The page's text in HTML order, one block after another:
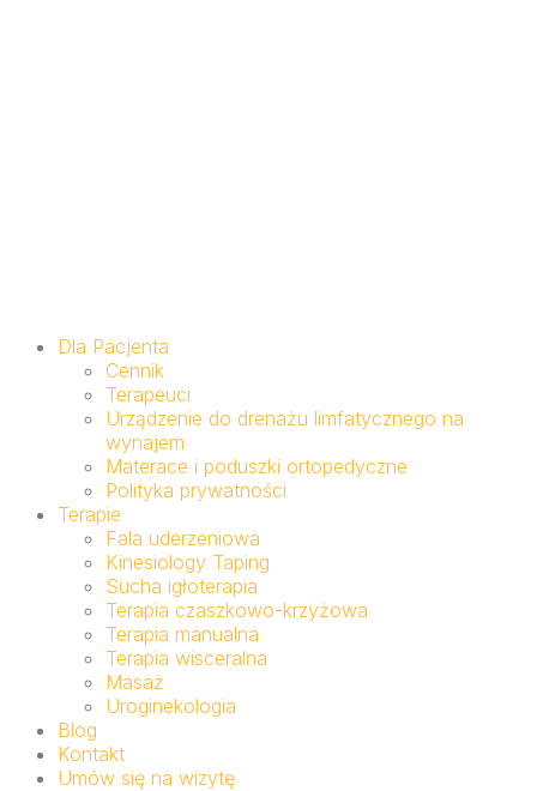
Dla Pacjenta
Cennik
Terapeuci
Urządzenie do drenażu limfatycznego na
wynajem
Materace i poduszki ortopedyczne
Polityka prywatności
Terapie
Fala uderzeniowa
Kinesiology Taping
Sucha igłoterapia
Terapia czaszkowo-krzyżowa
Terapia manualna
Terapia wisceralna
Masaż
Uroginekologia
Blog
Kontakt
Umów się na wizytę